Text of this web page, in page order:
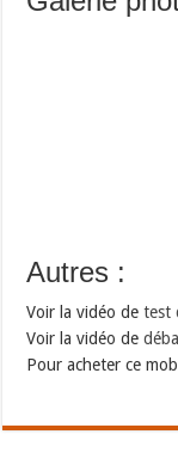
Autres :
Voir la vidéo detest
Voir la vidéo de
Pour acheter ce